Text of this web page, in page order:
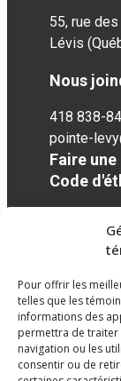
Pour offrir les
telles que les
informations des
permettra de traiter
navigation ou les
consentir ou de
55, rue
Lévis
Nous
418 838-
pointe-
Faire
Code
Réseaux